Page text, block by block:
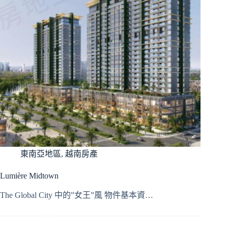
東南亞地區, 越南房產
Lumière Midtown
The Global City 中的”女王”風 物件基本資…